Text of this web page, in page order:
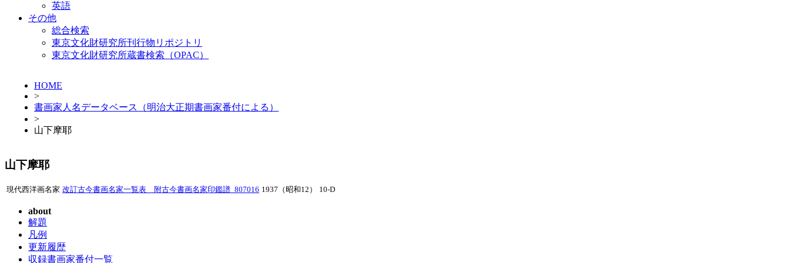
英語
その他
総合検索
東京文化財研究所刊行物リポジトリ
東京文化財研究所蔵書検索（OPAC）
HOME
>
書画家人名データベース（明治大正期書画家番付による）
>
山下摩耶
山下摩耶
現代西洋画名家 改訂古今書画名家一覧表 附古今書画名家印鑑譜_807016 1937（昭和12） 10-D
about
解題
凡例
更新履歴
収録書画家番付一覧